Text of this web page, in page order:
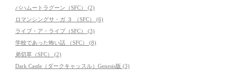
バハムートラグーン（SFC） (2)
ロマンシングサ・ガ ３ （SFC） (6)
ライブ・ア・ライブ（SFC） (3)
学校であった怖い話 （SFC） (8)
弟切草（SFC） (2)
Dark Castle（ダークキャッスル）Genesis版 (3)